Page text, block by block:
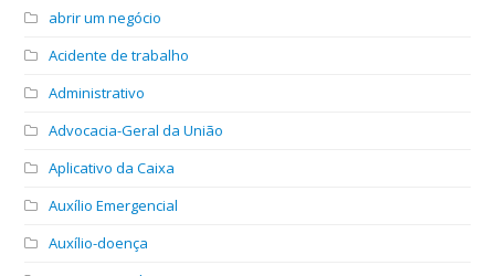
abrir um negócio
Acidente de trabalho
Administrativo
Advocacia-Geral da União
Aplicativo da Caixa
Auxílio Emergencial
Auxílio-doença